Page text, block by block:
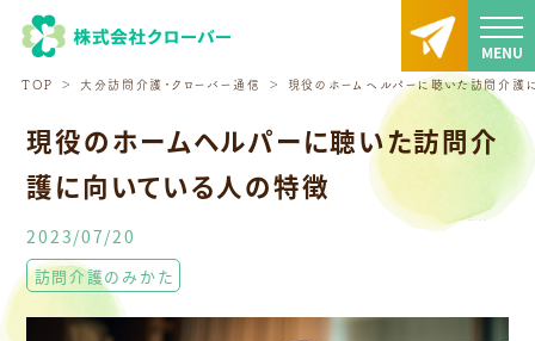
TOP 大分訪問介護・クローバー通信 現役のホームヘルパーに聴いた訪問介護
現役のホームヘルパーに聴いた訪問介
護に向いている人の特徴
2023/07/20
訪問介護のみかた